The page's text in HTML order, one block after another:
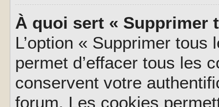
À quoi sert « Supprimer
L’option « Supprimer
permet d’effacer tous les
conservent votre
forum. Les cookies